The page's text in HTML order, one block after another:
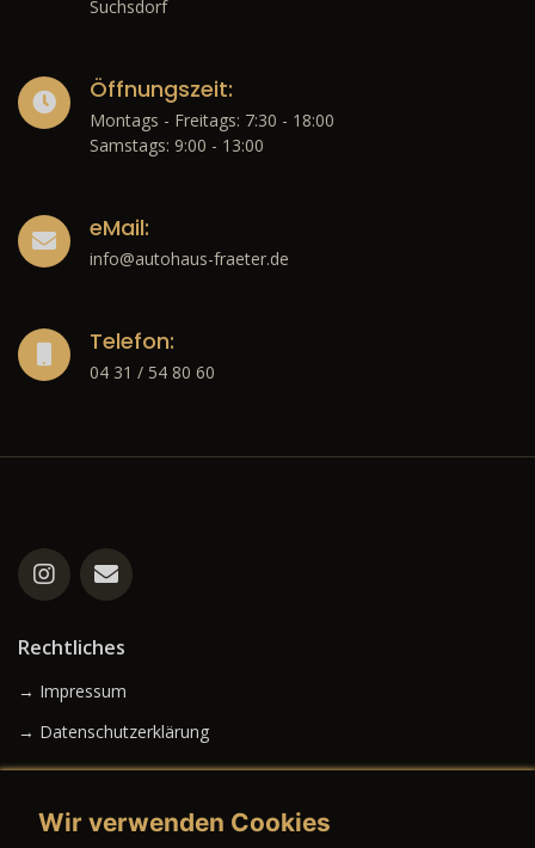
Suchsdorf
Öffnungszeit:
Montags - Freitags: 7:30 - 18:00
Samstags: 9:00 - 13:00
eMail:
info@autohaus-fraeter.de
Telefon:
04 31 / 54 80 60
Rechtliches
→ Impressum
→ Datenschutzerklärung
Wir verwenden Cookies